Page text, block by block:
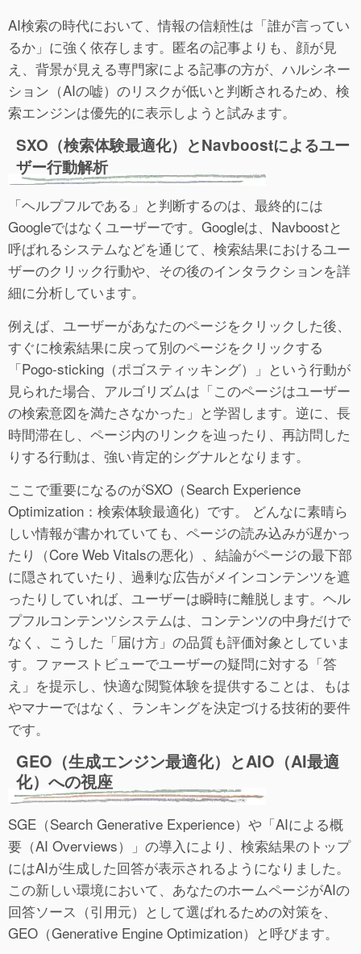
AI検索の時代において、情報の信頼性は「誰が言ってい
るか」に強く依存します。匿名の記事よりも、顔が見
え、背景が見える専門家による記事の方が、ハルシネー
ション（AIの嘘）のリスクが低いと判断されるため、検
索エンジンは優先的に表示しようと試みます。
SXO（検索体験最適化）とNavboostによるユー
ザー行動解析
「ヘルプフルである」と判断するのは、最終的には
Googleではなくユーザーです。Googleは、Navboostと
呼ばれるシステムなどを通じて、検索結果におけるユー
ザーのクリック行動や、その後のインタラクションを詳
細に分析しています。
例えば、ユーザーがあなたのページをクリックした後、
すぐに検索結果に戻って別のページをクリックする
「Pogo-sticking（ポゴスティッキング）」という行動が
見られた場合、アルゴリズムは「このページはユーザー
の検索意図を満たさなかった」と学習します。逆に、長
時間滞在し、ページ内のリンクを辿ったり、再訪問した
りする行動は、強い肯定的シグナルとなります。
ここで重要になるのがSXO（Search Experience
Optimization：検索体験最適化）です。 どんなに素晴ら
しい情報が書かれていても、ページの読み込みが遅かっ
たり（Core Web Vitalsの悪化）、結論がページの最下部
に隠されていたり、過剰な広告がメインコンテンツを遮
ったりしていれば、ユーザーは瞬時に離脱します。ヘル
プフルコンテンツシステムは、コンテンツの中身だけで
なく、こうした「届け方」の品質も評価対象としていま
す。ファーストビューでユーザーの疑問に対する「答
え」を提示し、快適な閲覧体験を提供することは、もは
やマナーではなく、ランキングを決定づける技術的要件
です。
GEO（生成エンジン最適化）とAIO（AI最適
化）への視座
SGE（Search Generative Experience）や「AIによる概
要（AI Overviews）」の導入により、検索結果のトップ
にはAIが生成した回答が表示されるようになりました。
この新しい環境において、あなたのホームページがAIの
回答ソース（引用元）として選ばれるための対策を、
GEO（Generative Engine Optimization）と呼びます。